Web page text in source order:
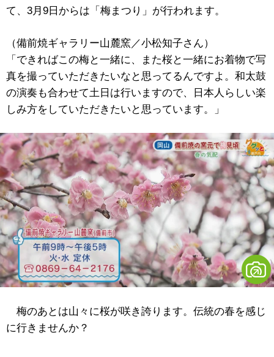
て、3月9日からは「梅まつり」が行われます。
（備前焼ギャラリー山麓窯／小松知子さん）
「できればこの梅と一緒に、また桜と一緒にお着物で写
真を撮っていただきたいなと思ってるんですよ。和太鼓
の演奏も合わせて土日は行いますので、日本人らしい楽
しみ方をしていただきたいと思っています。」
梅のあとは山々に桜が咲き誇ります。伝統の春を感じ
に行きませんか？